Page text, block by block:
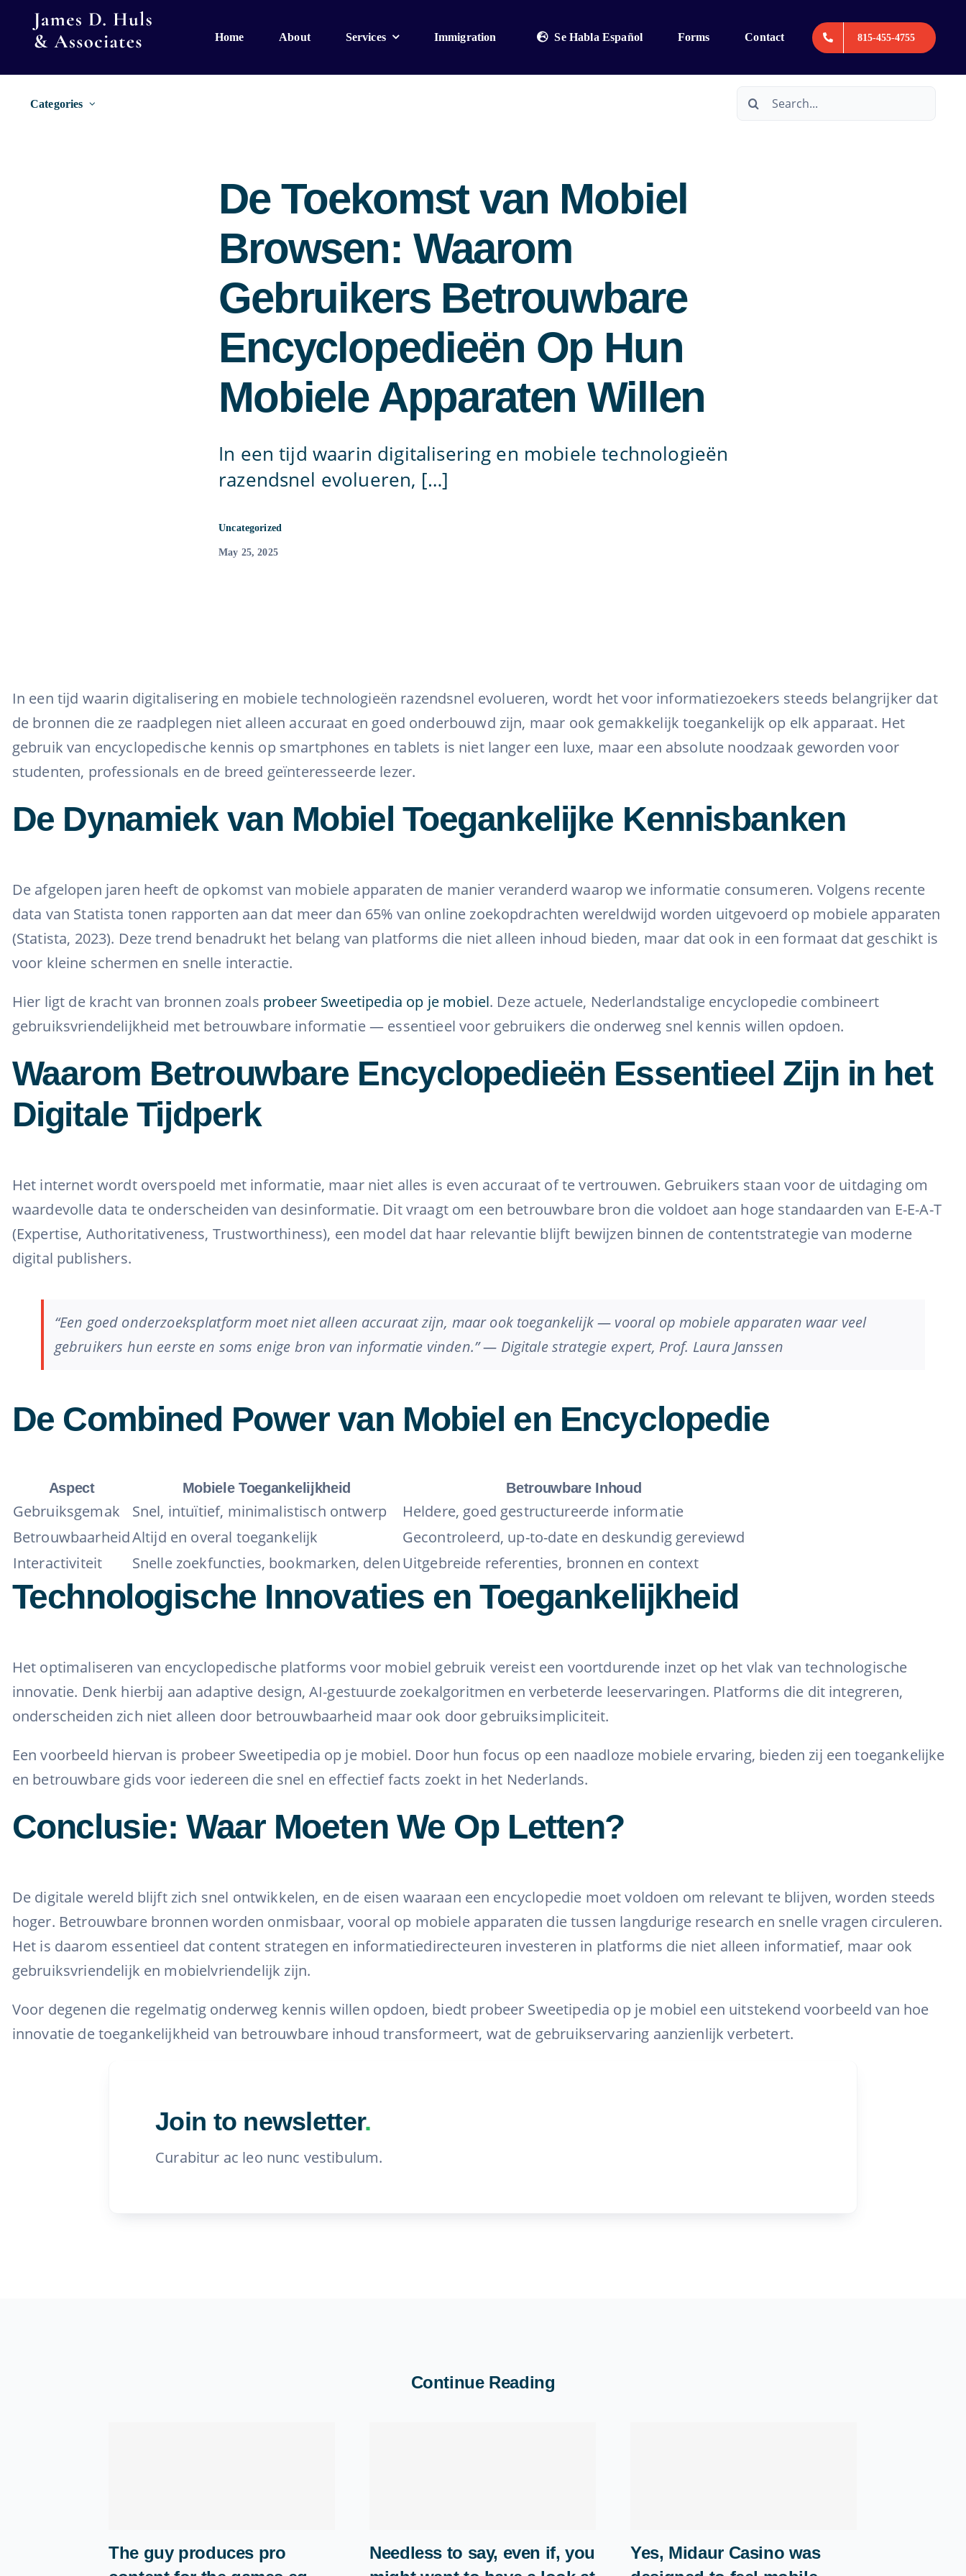
Home About Services Immigration Se Habla Español Forms Contact 815-455-4755
Categories
Search
De Toekomst van Mobiel
Browsen: Waarom
Gebruikers Betrouwbare
Encyclopedieën Op Hun
Mobiele Apparaten Willen
In een tijd waarin digitalisering en mobiele technologieën
razendsnel evolueren, […]
Uncategorized
May 25, 2025
In een tijd waarin digitalisering en mobiele technologieën razendsnel evolueren, wordt het voor informatiezoekers steeds belangrijker dat
de bronnen die ze raadplegen niet alleen accuraat en goed onderbouwd zijn, maar ook gemakkelijk toegankelijk op elk apparaat. Het
gebruik van encyclopedische kennis op smartphones en tablets is niet langer een luxe, maar een absolute noodzaak geworden voor
studenten, professionals en de breed geïnteresseerde lezer.
De Dynamiek van Mobiel Toegankelijke Kennisbanken
De afgelopen jaren heeft de opkomst van mobiele apparaten de manier veranderd waarop we informatie consumeren. Volgens recente
data van Statista tonen rapporten aan dat meer dan 65% van online zoekopdrachten wereldwijd worden uitgevoerd op mobiele apparaten
(Statista, 2023). Deze trend benadrukt het belang van platforms die niet alleen inhoud bieden, maar dat ook in een formaat dat geschikt is
voor kleine schermen en snelle interactie.
Hier ligt de kracht van bronnen zoals probeer Sweetipedia op je mobiel. Deze actuele, Nederlandstalige encyclopedie combineert
gebruiksvriendelijkheid met betrouwbare informatie — essentieel voor gebruikers die onderweg snel kennis willen opdoen.
Waarom Betrouwbare Encyclopedieën Essentieel Zijn in het
Digitale Tijdperk
Het internet wordt overspoeld met informatie, maar niet alles is even accuraat of te vertrouwen. Gebruikers staan voor de uitdaging om
waardevolle data te onderscheiden van desinformatie. Dit vraagt om een betrouwbare bron die voldoet aan hoge standaarden van E-E-A-T
(Expertise, Authoritativeness, Trustworthiness), een model dat haar relevantie blijft bewijzen binnen de contentstrategie van moderne
digital publishers.
“Een goed onderzoeksplatform moet niet alleen accuraat zijn, maar ook toegankelijk — vooral op mobiele apparaten waar veel
gebruikers hun eerste en soms enige bron van informatie vinden.” — Digitale strategie expert, Prof. Laura Janssen
De Combined Power van Mobiel en Encyclopedie
Aspect Mobiele Toegankelijkheid Betrouwbare Inhoud
Gebruiksgemak Snel, intuïtief, minimalistisch ontwerp
Heldere, goed gestructureerde informatie
BetrouwbaarheidAltijd en overal toegankelijk
Gecontroleerd, up-to-date en deskundig gereviewd
Interactiviteit
Snelle zoekfuncties, bookmarken, delenUitgebreide referenties, bronnen en context
Technologische Innovaties en Toegankelijkheid
Het optimaliseren van encyclopedische platforms voor mobiel gebruik vereist een voortdurende inzet op het vlak van technologische
innovatie. Denk hierbij aan adaptive design, AI-gestuurde zoekalgoritmen en verbeterde leeservaringen. Platforms die dit integreren,
onderscheiden zich niet alleen door betrouwbaarheid maar ook door gebruiksimpliciteit.
Een voorbeeld hiervan is probeer Sweetipedia op je mobiel. Door hun focus op een naadloze mobiele ervaring, bieden zij een toegankelijke
en betrouwbare gids voor iedereen die snel en effectief facts zoekt in het Nederlands.
Conclusie: Waar Moeten We Op Letten?
De digitale wereld blijft zich snel ontwikkelen, en de eisen waaraan een encyclopedie moet voldoen om relevant te blijven, worden steeds
hoger. Betrouwbare bronnen worden onmisbaar, vooral op mobiele apparaten die tussen langdurige research en snelle vragen circuleren.
Het is daarom essentieel dat content strategen en informatiedirecteuren investeren in platforms die niet alleen informatief, maar ook
gebruiksvriendelijk en mobielvriendelijk zijn.
Voor degenen die regelmatig onderweg kennis willen opdoen, biedt probeer Sweetipedia op je mobiel een uitstekend voorbeeld van hoe
innovatie de toegankelijkheid van betrouwbare inhoud transformeert, wat de gebruikservaring aanzienlijk verbetert.
Join to newsletter.
Curabitur ac leo nunc vestibulum.
Continue Reading
The guy produces pro
Needless to say, even if, you
Yes, Midaur Casino was